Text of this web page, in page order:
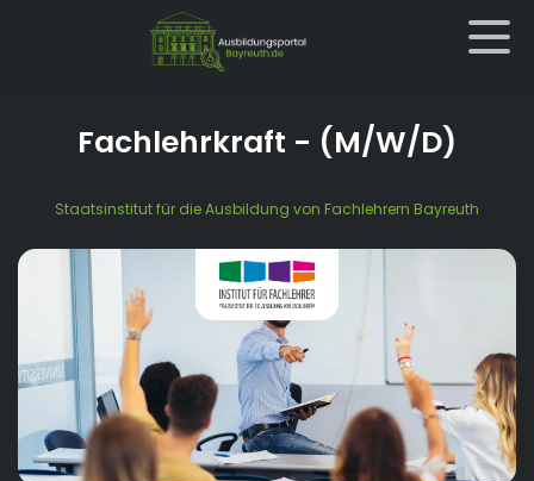
Fachlehrkraft - (M/W/D)
Staatsinstitut für die Ausbildung von Fachlehrern Bayreuth